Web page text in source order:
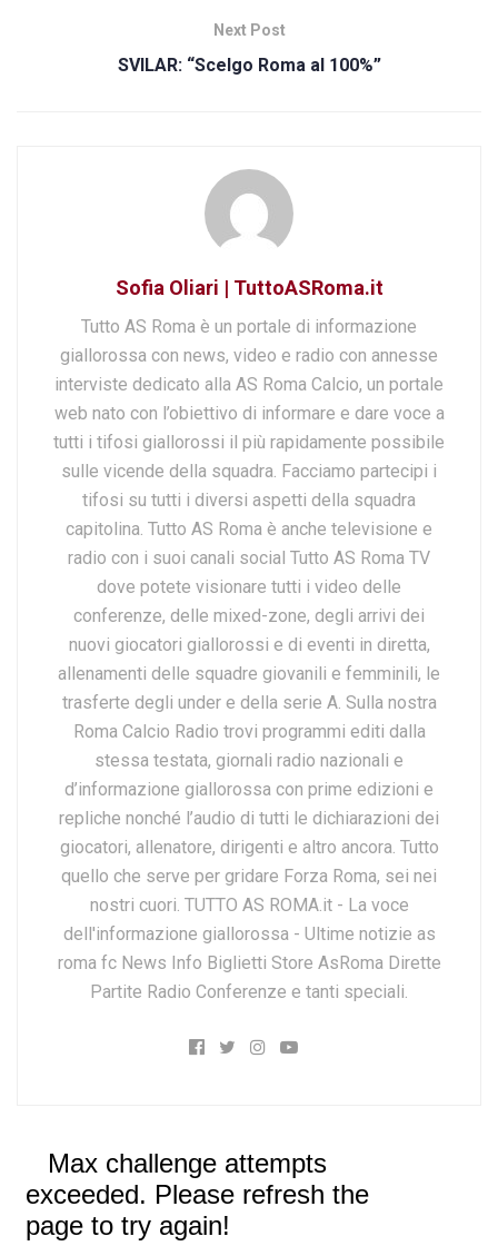
Next Post
SVILAR: “Scelgo Roma al 100%”
Sofia Oliari | TuttoASRoma.it
Tutto AS Roma è un portale di informazione
giallorossa con news, video e radio con annesse
interviste dedicato alla AS Roma Calcio, un portale
web nato con l’obiettivo di informare e dare voce a
tutti i tifosi giallorossi il più rapidamente possibile
sulle vicende della squadra. Facciamo partecipi i
tifosi su tutti i diversi aspetti della squadra
capitolina. Tutto AS Roma è anche televisione e
radio con i suoi canali social Tutto AS Roma TV
dove potete visionare tutti i video delle
conferenze, delle mixed-zone, degli arrivi dei
nuovi giocatori giallorossi e di eventi in diretta,
allenamenti delle squadre giovanili e femminili, le
trasferte degli under e della serie A. Sulla nostra
Roma Calcio Radio trovi programmi editi dalla
stessa testata, giornali radio nazionali e
d’informazione giallorossa con prime edizioni e
repliche nonché l’audio di tutti le dichiarazioni dei
giocatori, allenatore, dirigenti e altro ancora. Tutto
quello che serve per gridare Forza Roma, sei nei
nostri cuori. TUTTO AS ROMA.it - La voce
dell'informazione giallorossa - Ultime notizie as
roma fc News Info Biglietti Store AsRoma Dirette
Partite Radio Conferenze e tanti speciali.